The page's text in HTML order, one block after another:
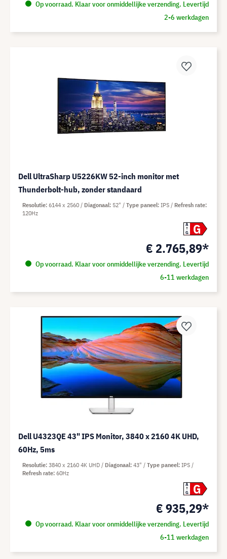
Op voorraad. Klaar voor onmiddellijke verzending. Levertijd
2-6 werkdagen
Dell UltraSharp U5226KW 52-inch monitor met
Thunderbolt-hub, zonder standaard
A
G
G
€ 2.765,89*
Op voorraad. Klaar voor onmiddellijke verzending. Levertijd
6-11 werkdagen
Resolutie 6144 x 2560 Diagonaal 52" Type paneel IPS
Refresh rate
120Hz
Dell U4323QE 43" IPS Monitor, 3840 x 2160 4K UHD,
60Hz, 5ms
A
G
G
€ 935,29*
Op voorraad. Klaar voor onmiddellijke verzending. Levertijd
6-11 werkdagen
Resolutie 3840 x 2160 4K UHD Diagonaal 43" Type paneel IPS
Refresh rate 60Hz